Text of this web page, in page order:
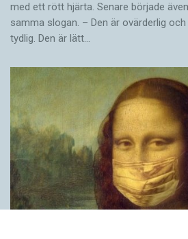
med ett rött hjärta. Senare började
samma slogan. – Den är ovärderlig
tydlig. Den är lätt…